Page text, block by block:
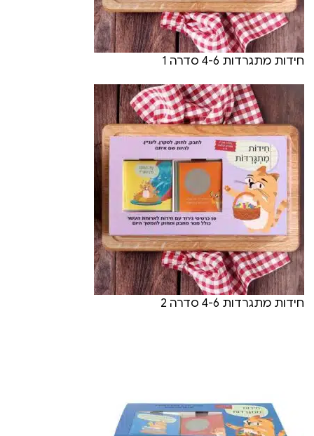
חידות מתגרדות 4-6 סדרה 1
חידות מתגרדות 4-6 סדרה 2